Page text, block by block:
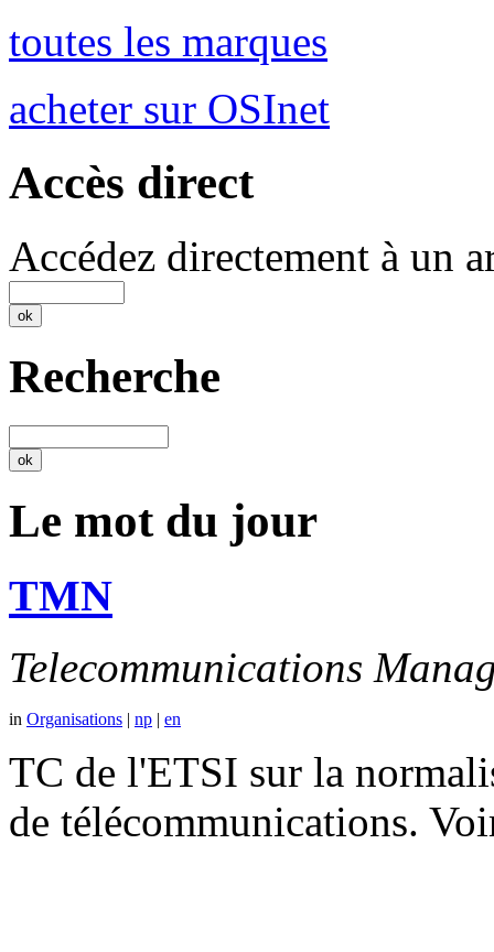
toutes les marques
acheter sur OSInet
Accès direct
Accédez directement à un
Recherche
Le mot du jour
TMN
Telecommunications
in Organisations | np | en
TC de l'ETSI sur la
de télécommunications.